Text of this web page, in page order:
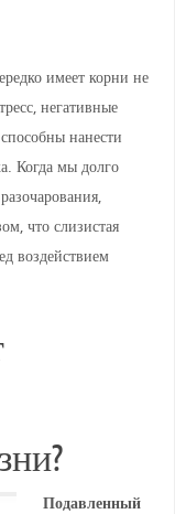
имеет корни не
негативные
нанести
Когда мы долго
что слизистая
воздействием
Подавленный